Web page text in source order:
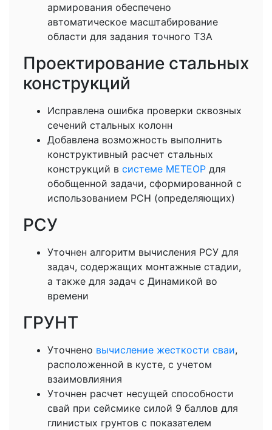
армирования обеспечено
автоматическое масштабирование
области для задания точного ТЗА
Проектирование стальных
конструкций
Исправлена ошибка проверки сквозных
сечений стальных колонн
Добавлена возможность выполнить
конструктивный расчет стальных
конструкций в системе МЕТЕОРдля
обобщенной задачи, сформированной с
использованием РСН (определяющих)
РСУ
Уточнен алгоритм вычисления РСУ для
задач, содержащих монтажные стадии,
а также для задач с Динамикой во
времени
ГРУНТ
Уточнено вычисление жесткости сваи,
расположенной в кусте, с учетом
взаимовлияния
Уточнен расчет несущей способности
свай при сейсмике силой 9 баллов для
глинистых грунтов с показателем